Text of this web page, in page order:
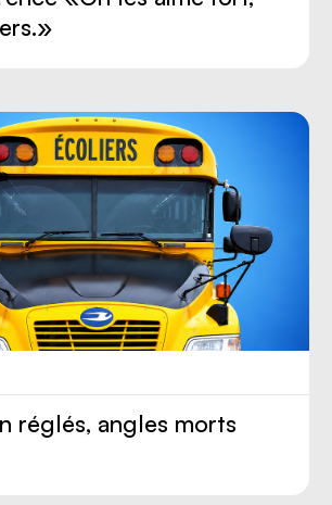
réglés, angles morts